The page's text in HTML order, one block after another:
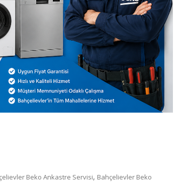
Beko Ankastre Servisi, Bahçelievler Beko